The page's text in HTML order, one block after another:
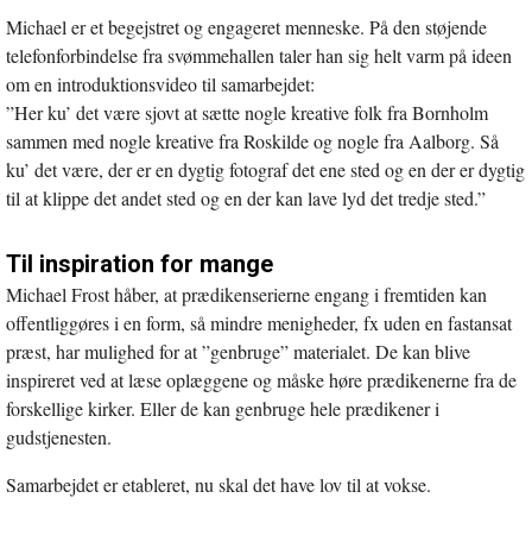
Michael er et begejstret og engageret menneske. På den støjende
telefonforbindelse fra svømmehallen taler han sig helt varm på ideen
om en introduktionsvideo til samarbejdet:
”Her ku’ det være sjovt at sætte nogle kreative folk fra Bornholm
sammen med nogle kreative fra Roskilde og nogle fra Aalborg. Så
ku’ det være, der er en dygtig fotograf det ene sted og en der er dygtig
til at klippe det andet sted og en der kan lave lyd det tredje sted.”
Til inspiration for mange
Michael Frost håber, at prædikenserierne engang i fremtiden kan
offentliggøres i en form, så mindre menigheder, fx uden en fastansat
præst, har mulighed for at ”genbruge” materialet. De kan blive
inspireret ved at læse oplæggene og måske høre prædikenerne fra de
forskellige kirker. Eller de kan genbruge hele prædikener i
gudstjenesten.
Samarbejdet er etableret, nu skal det have lov til at vokse.